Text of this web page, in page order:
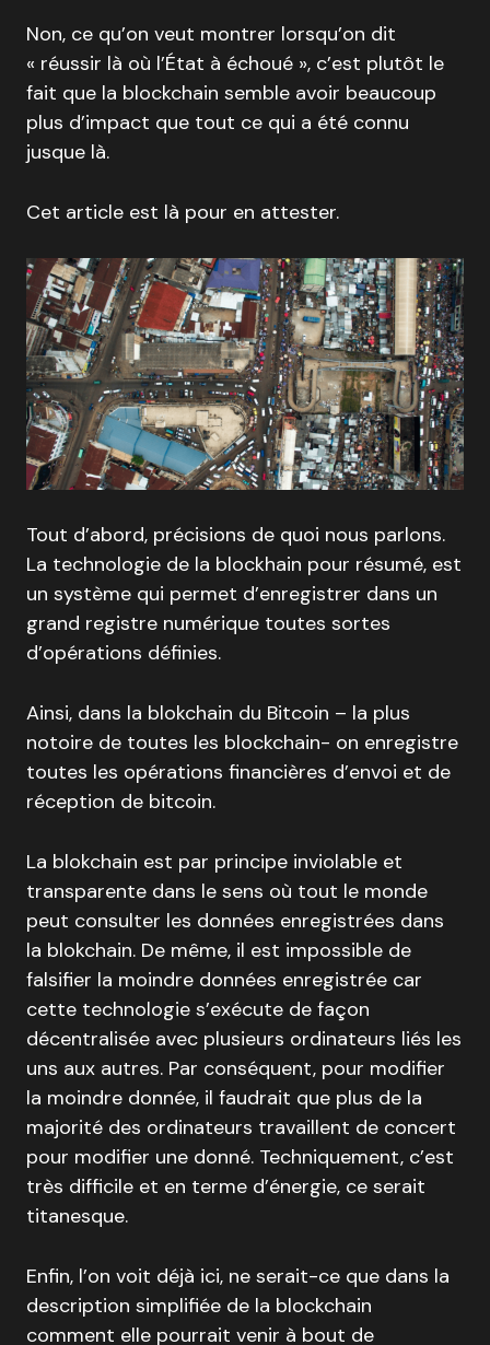
Non, ce qu’on veut montrer lorsqu’on dit
« réussir là où l’État à échoué », c’est plutôt le
fait que la blockchain semble avoir beaucoup
plus d’impact que tout ce qui a été connu
jusque là.
Cet article est là pour en attester.
Tout d’abord, précisions de quoi nous parlons.
La technologie de la blockhain pour résumé, est
un système qui permet d’enregistrer dans un
grand registre numérique toutes sortes
d’opérations définies.
Ainsi, dans la blokchain du Bitcoin – la plus
notoire de toutes les blockchain- on enregistre
toutes les opérations financières d’envoi et de
réception de bitcoin.
La blokchain est par principe inviolable et
transparente dans le sens où tout le monde
peut consulter les données enregistrées dans
la blokchain. De même, il est impossible de
falsifier la moindre données enregistrée car
cette technologie s’exécute de façon
décentralisée avec plusieurs ordinateurs liés les
uns aux autres. Par conséquent, pour modifier
la moindre donnée, il faudrait que plus de la
majorité des ordinateurs travaillent de concert
pour modifier une donné. Techniquement, c’est
très difficile et en terme d’énergie, ce serait
titanesque.
Enfin, l’on voit déjà ici, ne serait-ce que dans la
description simplifiée de la blockchain
comment elle pourrait venir à bout de